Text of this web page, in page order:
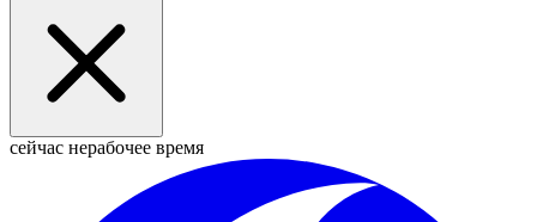
сейчас нерабочее время